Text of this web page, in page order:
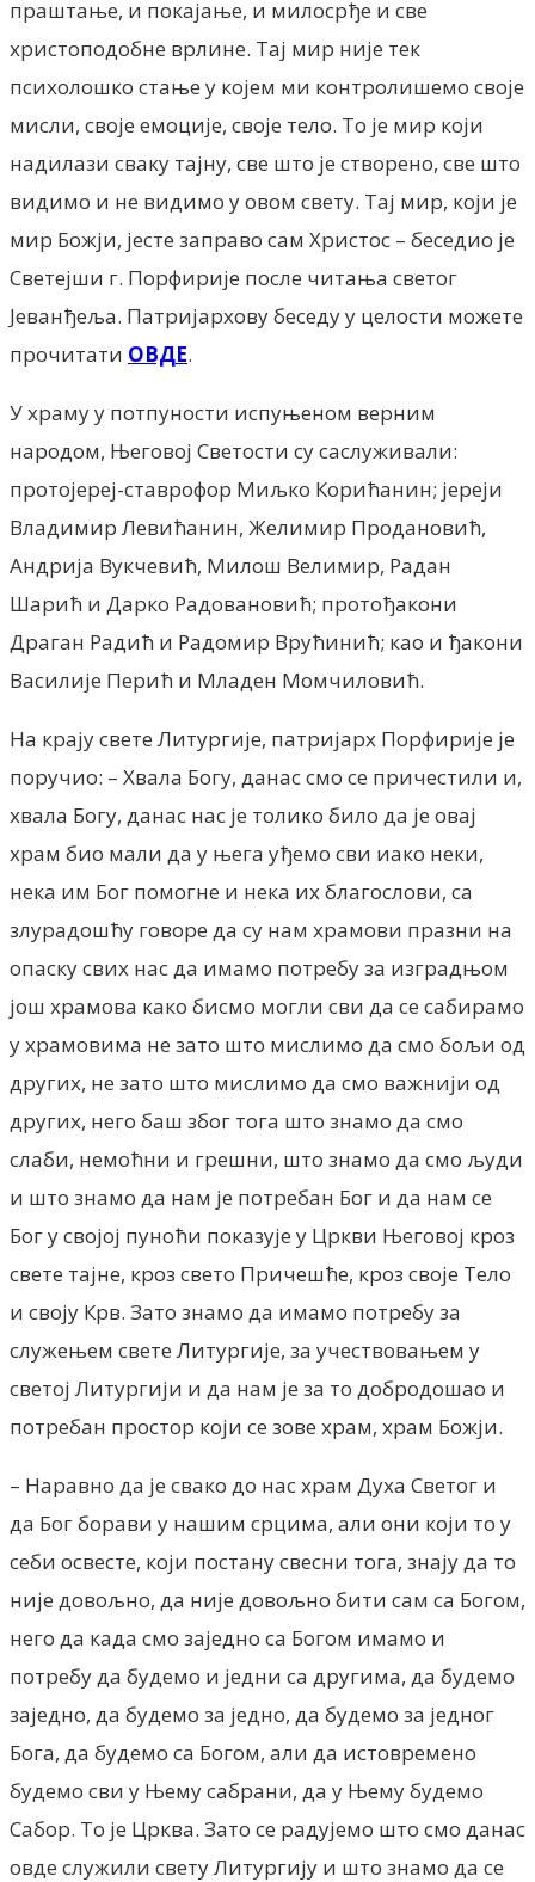
праштање, и покајање, и милосрђе и све
христоподобне врлине. Тај мир није тек
психолошко стање у којем ми контролишемо своје
мисли, своје емоције, своје тело. То је мир који
надилази сваку тајну, све што је створено, све што
видимо и не видимо у овом свету. Тај мир, који је
мир Божји, јесте заправо сам Христос – беседио је
Светејши г. Порфирије после читања светог
Јеванђеља. Патријархову беседу у целости можете
прочитати ОВДЕ.
У храму у потпуности испуњеном верним
народом, Његовој Светости су саслуживали:
протојереј-ставрофор Миљко Корићанин; јереји
Владимир Левићанин, Желимир Продановић,
Андрија Вукчевић, Милош Велимир, Радан
Шарић и Дарко Радовановић; протођакони
Драган Радић и Радомир Врућинић; као и ђакони
Василије Перић и Младен Момчиловић.
На крају свете Литургије, патријарх Порфирије је
поручио: – Хвала Богу, данас смо се причестили и,
хвала Богу, данас нас је толико било да је овај
храм био мали да у њега уђемо сви иако неки,
нека им Бог помогне и нека их благослови, са
злурадошћу говоре да су нам храмови празни на
опаску свих нас да имамо потребу за изградњом
још храмова како бисмо могли сви да се сабирамо
у храмовима не зато што мислимо да смо бољи од
других, не зато што мислимо да смо важнији од
других, него баш због тога што знамо да смо
слаби, немоћни и грешни, што знамо да смо људи
и што знамо да нам је потребан Бог и да нам се
Бог у својој пуноћи показује у Цркви Његовој кроз
свете тајне, кроз свето Причешће, кроз своје Тело
и своју Крв. Зато знамо да имамо потребу за
служењем свете Литургије, за учествовањем у
светој Литургији и да нам је за то добродошао и
потребан простор који се зове храм, храм Божји.
– Наравно да је свако до нас храм Духа Светог и
да Бог борави у нашим срцима, али они који то у
себи освесте, који постану свесни тога, знају да то
није довољно, да није довољно бити сам са Богом,
него да када смо заједно са Богом имамо и
потребу да будемо и једни са другима, да будемо
заједно, да будемо за једно, да будемо за једног
Бога, да будемо са Богом, али да истовремено
будемо сви у Њему сабрани, да у Њему будемо
Сабор. То је Црква. Зато се радујемо што смо данас
овде служили свету Литургију и што знамо да се